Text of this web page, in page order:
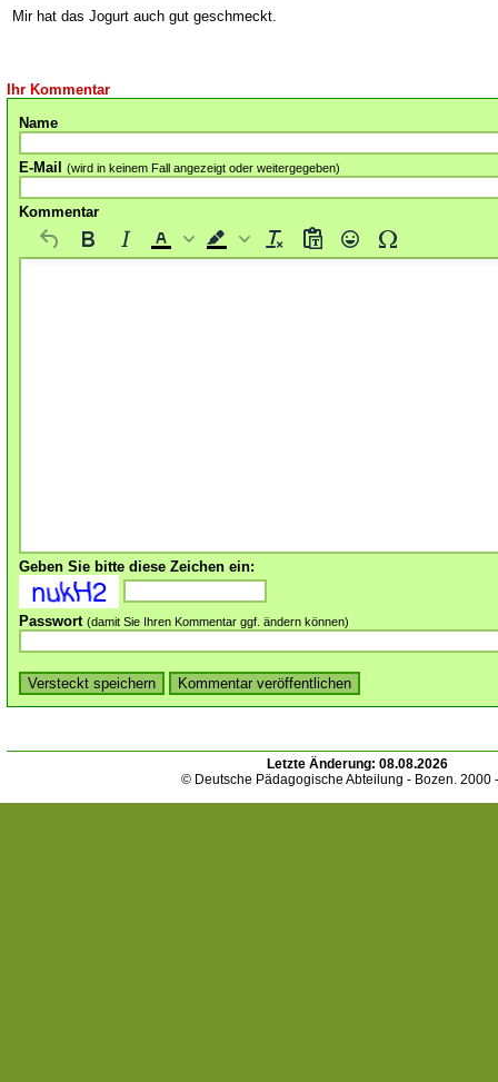
Mir hat das Jogurt auch gut geschmeckt.
Ihr Kommentar
Name
E-Mail (wird in keinem Fall angezeigt oder weitergegeben)
Kommentar
Geben Sie bitte diese Zeichen ein:
Passwort (damit Sie Ihren Kommentar ggf. ändern können)
Letzte Änderung: 08.08.2026
© Deutsche Pädagogische Abteilung - Bozen. 2000